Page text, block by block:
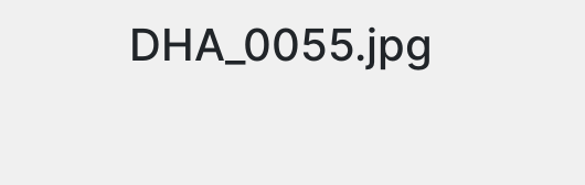
DHA_0055.jpg